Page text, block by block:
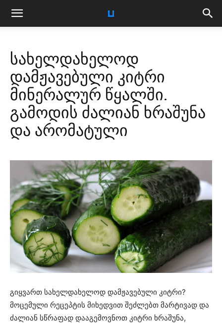
სახელდახელოდ
დამჟავებული კიტრი
მინერალურ წყალში.
გამოდის ძალიან ხრაშუნა
და არომატული
გიყვართ სახელდახელოდ დამჟავებული კიტრი?
მოცემული რეცეპტის მიხედვით შეძლებთ მარტივად და
ძალიან სწრაფად დააგემოვნოთ კიტრი ხრაშუნა,